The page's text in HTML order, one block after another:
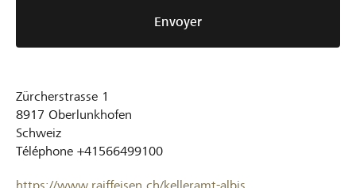
Envoyer
Zürcherstrasse 1
8917 Oberlunkhofen
Schweiz
Téléphone +41566499100